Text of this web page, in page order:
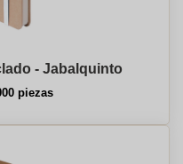
- Jabalquinto
piezas